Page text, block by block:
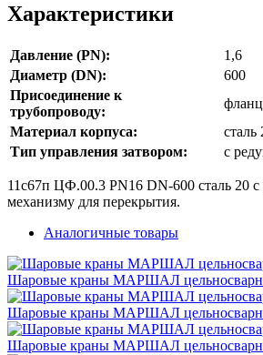
Характеристики
Давление (PN):
1,6
Диаметр (DN):
600
Присоединение к
трубопроводу:
Материал корпуса:
сталь
Тип управления затвором:
с
11с67п ЦФ.00.3 PN16 DN-600 сталь 20
механизму для перекрытия.
Аналогичные товары
Шаровые краны МАРШАЛ
Шаровые краны МАРШАЛ
Шаровые краны МАРШАЛ